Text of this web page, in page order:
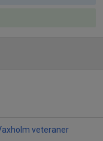
veteraner